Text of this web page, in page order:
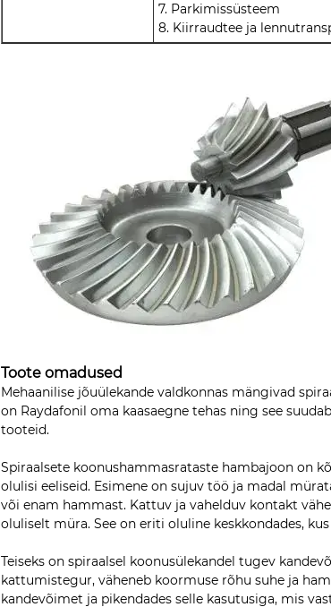
7. Parkimissüsteem
8. Kiirraudtee ja
Toote omadused
Mehaanilise jõuülekande valdkonnas mängivad
on Raydafonil oma kaasaegne tehas ning see
tooteid.
Spiraalsete koonushammasrataste hambajoon on
olulisi eeliseid. Esimene on sujuv töö ja madal
või enam hammast. Kattuv ja vahelduv kontakt
oluliselt müra. See on eriti oluline keskkondades,
Teiseks on spiraalsel koonusülekandel tugev
kattumistegur, väheneb koormuse rõhu suhe ja
kandevõimet ja pikendades selle kasutusiga, mis